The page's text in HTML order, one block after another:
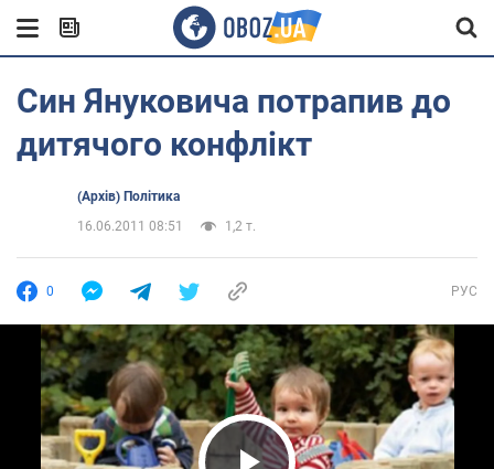
Син Януковича потрапив до
дитячого конфлікт
(Архів) Політика
16.06.2011 08:51
1,2 т.
0 РУС